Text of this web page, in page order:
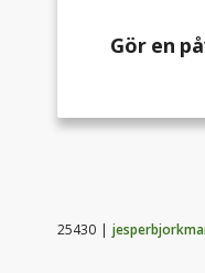
Gör en
25430